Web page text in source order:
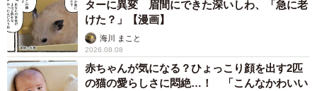
ターに異変 眉間にできた深いしわ、「急に老
けた？」【漫画】
海川 まこと
2026.08.08
赤ちゃんが気になる？ひょっこり顔を出す2匹
の猫の愛らしさに悶絶…！ 「こんなかわいい